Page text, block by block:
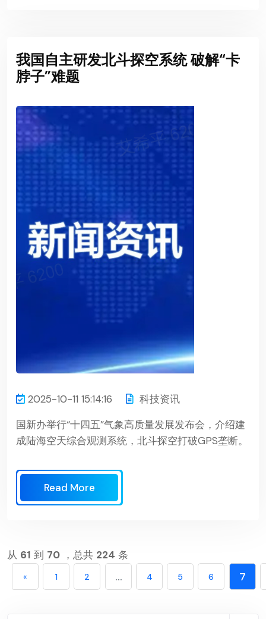
我国自主研发北斗探空系统 破解“卡
脖子”难题
2025-10-11 15:14:16
科技资讯
国新办举行“十四五”气象高质量发展发布会，介绍建
成陆海空天综合观测系统，北斗探空打破GPS垄断。
Read More
从 61 到 70 ，总共 224 条
« 1 2 ... 4 5 6 7